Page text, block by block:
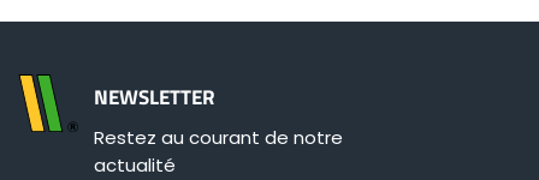
NEWSLETTER
Restez au courant de notre
actualité